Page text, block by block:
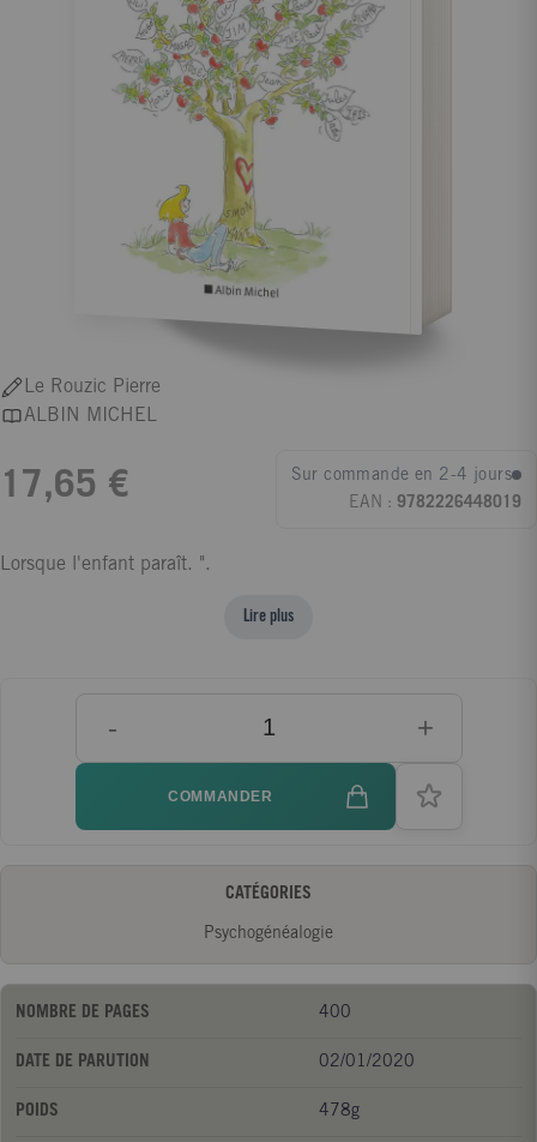
Le Rouzic Pierre
ALBIN MICHEL
17,65 €
Sur commande en 2-4 jours
EAN : 9782226448019
Lorsque l'enfant paraît. ".
Lire plus
- +
COMMANDER
CATÉGORIES
Psychogénéalogie
NOMBRE DE PAGES 400
DATE DE PARUTION 02/01/2020
POIDS 478g